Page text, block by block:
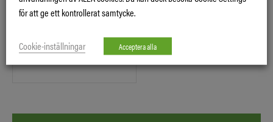
KLIPPAGG.
651 V-TWIN
för att ge ett kontrollerat samtycke.
Cookie-inställningar Acceptera alla